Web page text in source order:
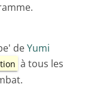
deYumi
à tous les